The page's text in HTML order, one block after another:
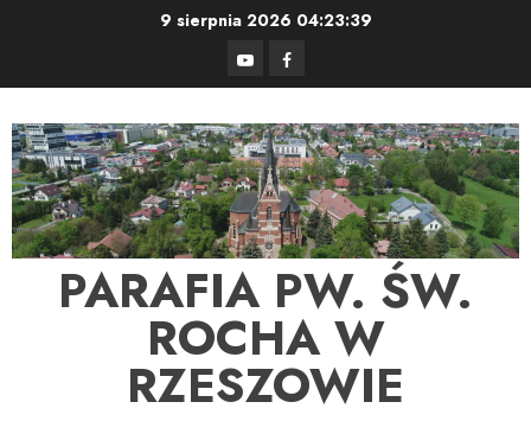
9 sierpnia 2026 04:23:41
YouTubeFacebook
PARAFIA PW. ŚW.
ROCHA W
RZESZOWIE